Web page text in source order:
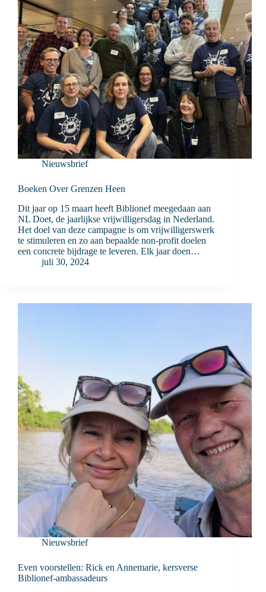
Nieuwsbrief
Boeken Over Grenzen Heen
Dit jaar op 15 maart heeft Biblionef meegedaan aan
NL Doet, de jaarlijkse vrijwilligersdag in Nederland.
Het doel van deze campagne is om vrijwilligerswerk
te stimuleren en zo aan bepaalde non-profit doelen
een concrete bijdrage te leveren. Elk jaar doen…
juli 30, 2024
Nieuwsbrief
Even voorstellen: Rick en Annemarie, kersverse
Biblionef-ambassadeurs